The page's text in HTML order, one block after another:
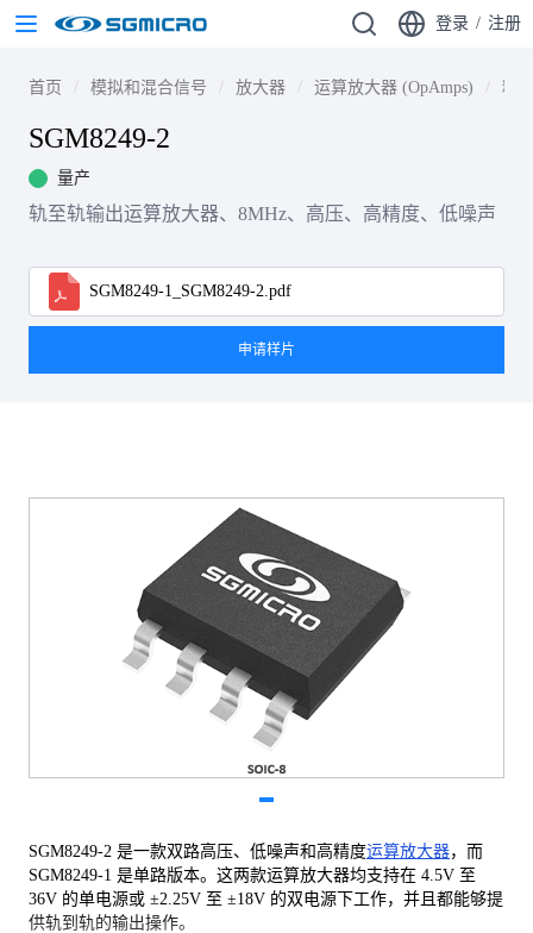
登录 / 注册
首页 模拟和混合信号 放大器 运算放大器 (OpAmps) 精
SGM8249-2
量产
轨至轨输出运算放大器、8MHz、高压、高精度、低噪声
SGM8249-1_SGM8249-2.pdf
申请样片
SGM8249-2 是一款双路高压、低噪声和高精度运算放大器，而
SGM8249-1 是单路版本。这两款运算放大器均支持在 4.5V 至
36V 的单电源或 ±2.25V 至 ±18V 的双电源下工作，并且都能够提
供轨到轨的输出操作。